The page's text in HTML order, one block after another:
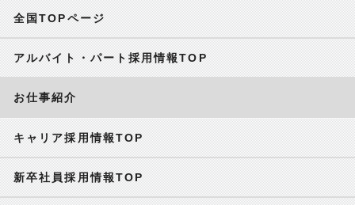
全国TOPページ
アルバイト・パート採用情報TOP
お仕事紹介
キャリア採用情報TOP
新卒社員採用情報TOP